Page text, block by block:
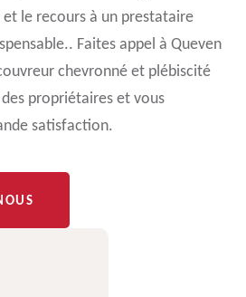
le recours à un prestataire
Faites appel à Queven
chevronné et plébiscité
propriétaires et vous
satisfaction.